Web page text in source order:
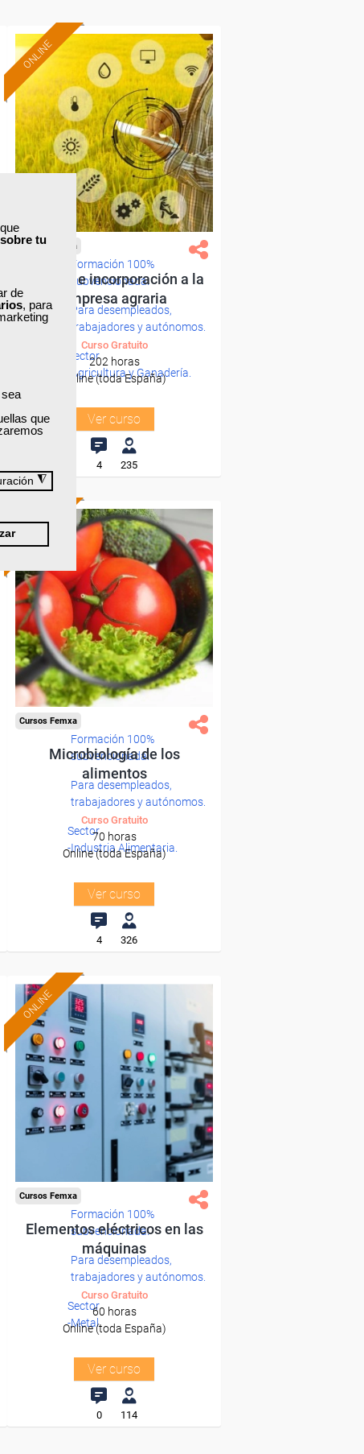
tu
de
, para
que
◮
ONLINE
Formación 100%
subvencionada.
Para desempleados,
trabajadores y autónomos.
Sector
-Agricultura y Ganadería.
Cursos Femxa
Gestión e incorporación a la
empresa agraria
Curso Gratuito
202 horas
Online (toda España)
Ver curso
4 235
ONLINE
Formación 100%
subvencionada.
Para desempleados,
trabajadores y autónomos.
Sector
-Industria Alimentaria.
Cursos Femxa
Microbiología de los
alimentos
Curso Gratuito
70 horas
Online (toda España)
Ver curso
4 326
ONLINE
Formación 100%
subvencionada.
Para desempleados,
trabajadores y autónomos.
Sector
-Metal.
Cursos Femxa
Elementos eléctricos en las
máquinas
Curso Gratuito
60 horas
Online (toda España)
Ver curso
0 114